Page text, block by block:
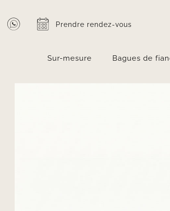
au
contenu
Prendre rendez-vous
Sur-mesure Bagues de